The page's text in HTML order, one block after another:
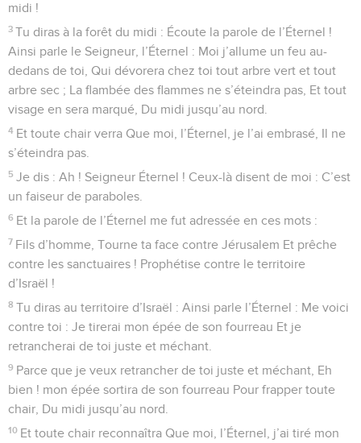
midi !
3 Tu diras à la forêt du midi : Écoute la parole de l’Éternel !
Ainsi parle le Seigneur, l’Éternel : Moi j’allume un feu au-
dedans de toi, Qui dévorera chez toi tout arbre vert et tout
arbre sec ; La flambée des flammes ne s’éteindra pas, Et tout
visage en sera marqué, Du midi jusqu’au nord.
4 Et toute chair verra Que moi, l’Éternel, je l’ai embrasé, Il ne
s’éteindra pas.
5 Je dis : Ah ! Seigneur Éternel ! Ceux-là disent de moi : C’est
un faiseur de paraboles.
6 Et la parole de l’Éternel me fut adressée en ces mots :
7 Fils d’homme, Tourne ta face contre Jérusalem Et prêche
contre les sanctuaires ! Prophétise contre le territoire
d’Israël !
8 Tu diras au territoire d’Israël : Ainsi parle l’Éternel : Me voici
contre toi : Je tirerai mon épée de son fourreau Et je
retrancherai de toi juste et méchant.
9 Parce que je veux retrancher de toi juste et méchant, Eh
bien ! mon épée sortira de son fourreau Pour frapper toute
chair, Du midi jusqu’au nord.
10 Et toute chair reconnaîtra Que moi, l’Éternel, j’ai tiré mon